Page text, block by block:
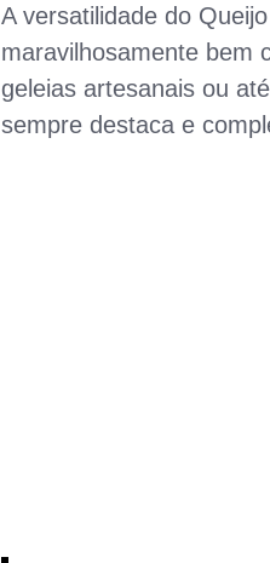
A versatilidade do
maravilhosamente bem
geleias artesanais ou
sempre destaca e